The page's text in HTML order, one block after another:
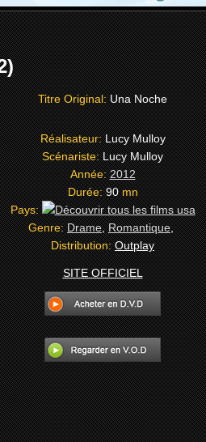
Titre Original:Una Noche
Réalisateur:Lucy Mulloy
Scénariste:Lucy Mulloy
Année:2012
Durée:90mn
Pays:
Genre:Drame,Romantique,
Distribution:Outplay
SITE OFFICIEL